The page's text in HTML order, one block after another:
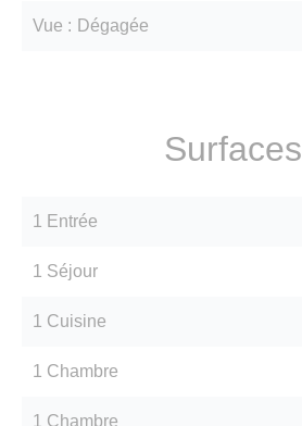
Vue Dégagée
Surfaces
1 Entrée
1 Séjour
1 Cuisine
1 Chambre
1 Chambre